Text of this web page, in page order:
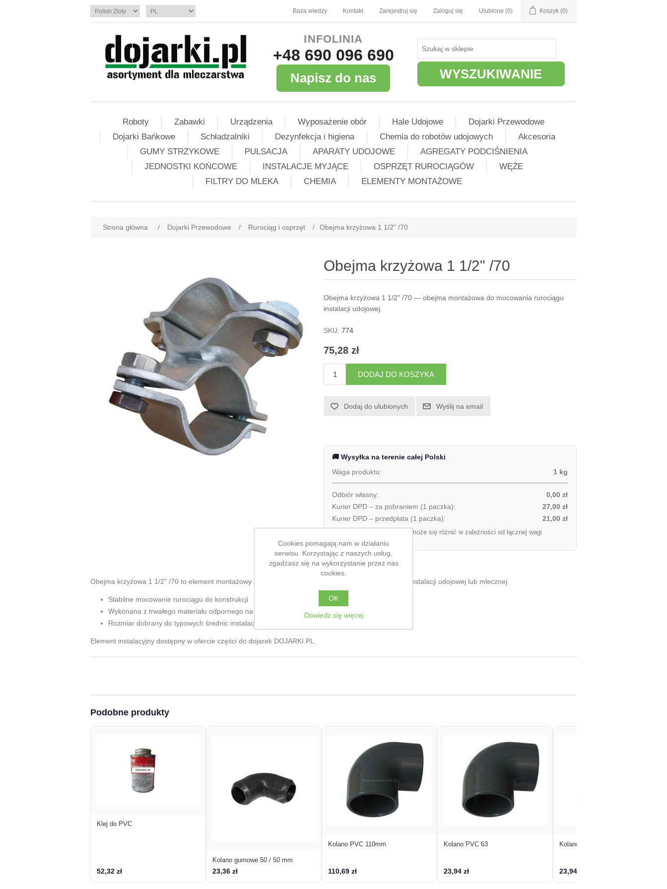
Baza wiedzy Kontakt Zarejestruj się Zaloguj się Ulubione (0) Koszyk (0)
INFOLINIA
+48 690 096 690
Napisz do nas WYSZUKIWANIE
Roboty Zabawki Urządzenia Wyposażenie obór Hale Udojowe
Dojarki Przewodowe
Dojarki Bańkowe
Schładzalniki Dezynfekcja i higiena Chemia do robotów udojowych
Akcesoria
GUMY STRZYKOWE
PULSACJA APARATY UDOJOWE
AGREGATY PODCIŚNIENIA
JEDNOSTKI KOŃCOWE
INSTALACJE MYJĄCE OSPRZĘT RUROCIĄGÓW
WĘŻE
FILTRY DO MLEKA
CHEMIA ELEMENTY MONTAŻOWE
Strona główna / Dojarki Przewodowe / Rurociąg i osprzęt / Obejma krzyżowa 1 1/2" /70
Obejma krzyżowa 1 1/2" /70
Obejma krzyżowa 1 1/2" /70 — obejma montażowa do mocowania rurociągu
instalacji udojowej.
SKU: 774
75,28 zł
DODAJ DO KOSZYKA
Dodaj do ulubionych Wyślij na email
🚚 Wysyłka na terenie całej Polski
Waga produktu:
1 kg
Odbiór własny:
0,00 zł
Kurier DPD – za pobraniem (1 paczka):
27,00 zł
Kurier DPD – przedpłata (1 paczka):
21,00 zł
Ostateczny koszt dostawy może się różnić w zależności od łącznej wagi
zamówienia.
Obejma krzyżowa 1 1/2" /70 to element montażowy służący do pewnego mocowania rur i przewodów instalacji udojowej lub mlecznej.
Stabilne mocowanie rurociągu do konstrukcji
Wykonana z trwałego materiału odpornego na warunki panujące w oborze
Rozmiar dobrany do typowych średnic instalacji udojowych
Element instalacyjny dostępny w ofercie części do dojarek DOJARKI.PL.
Podobne produkty
Klej do PVC
52,32 zł
Kolano gumowe 50 / 50 mm
23,36 zł
Kolano PVC 110mm
110,69 zł
Kolano PVC 63
23,94 zł
Kolano PVC 63 mm
23,94 zł
Cookies pomagają nam w działaniu
serwisu. Korzystając z naszych usług,
zgadzasz się na wykorzystanie przez nas
cookies.
OK
Dowiedz się więcej